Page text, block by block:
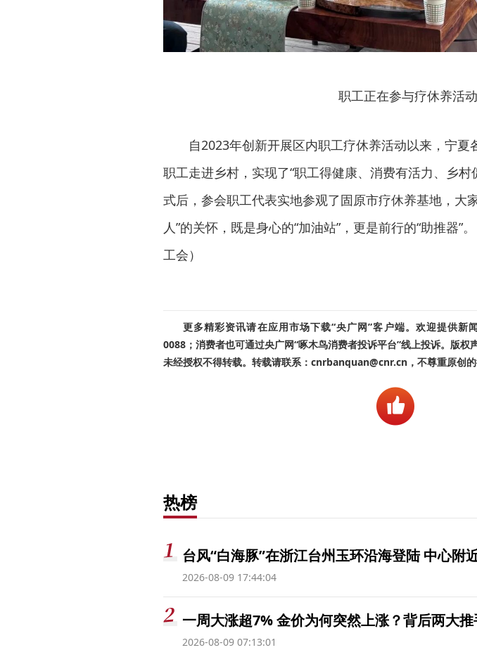
职工正在参与疗休养活动
自2023年创新开展区内职工疗休养活动以来，宁夏
职工走进乡村，实现了“职工得健康、消费有活力、乡村
式后，参会职工代表实地参观了固原市疗休养基地，大
人”的关怀，既是身心的“加油站”，更是前行的“助推器”
工会）
更多精彩资讯请在应用市场下载“央广网”客户端。欢迎提供新
0088；消费者也可通过央广网“啄木鸟消费者投诉平台”线上投诉。版权
未经授权不得转载。转载请联系：cnrbanquan@cnr.cn，不尊重原创的
热榜
台风“白海豚”在浙江台州玉环沿海登陆 中心附
2026-08-09 17:44:04
一周大涨超7% 金价为何突然上涨？背后两大
2026-08-09 07:13:01